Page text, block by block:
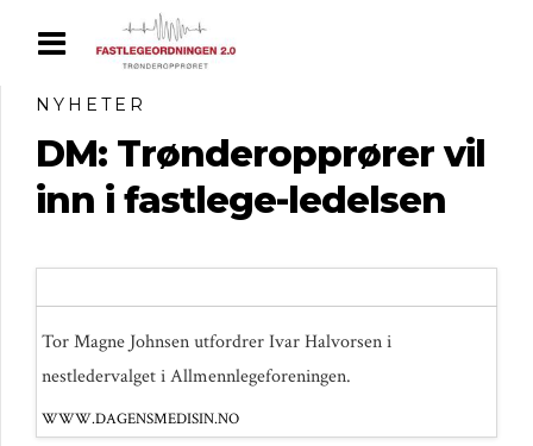
NYHETER
DM: Trønderopprører vil
inn i fastlege-ledelsen
Tor Magne Johnsen utfordrer Ivar Halvorsen i
nestledervalget i Allmennlegeforeningen.
WWW.DAGENSMEDISIN.NO